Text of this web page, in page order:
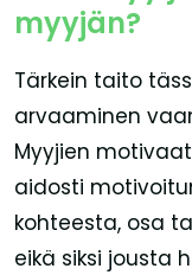
myyjän?
Tärkein taito
arvaaminen
Myyjien
aidosti
kohteesta, osa
eikä siksi jousta